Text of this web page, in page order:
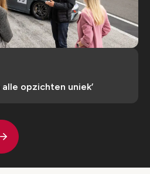
opzichten uniek’